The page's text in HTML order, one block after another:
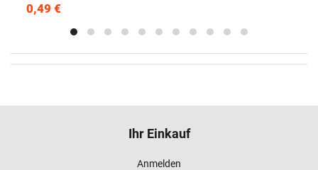
0,49 €
Ihr Einkauf
Anmelden